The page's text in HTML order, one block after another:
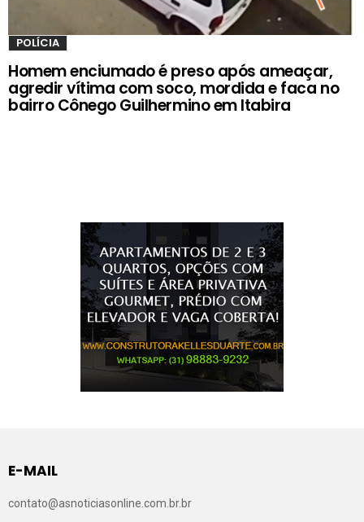
POLÍCIA
Homem enciumado é preso após ameaçar,
agredir vítima com soco, mordida e faca no
bairro Cônego Guilhermino em Itabira
E-MAIL
contato@asnoticiasonline.com.br.br